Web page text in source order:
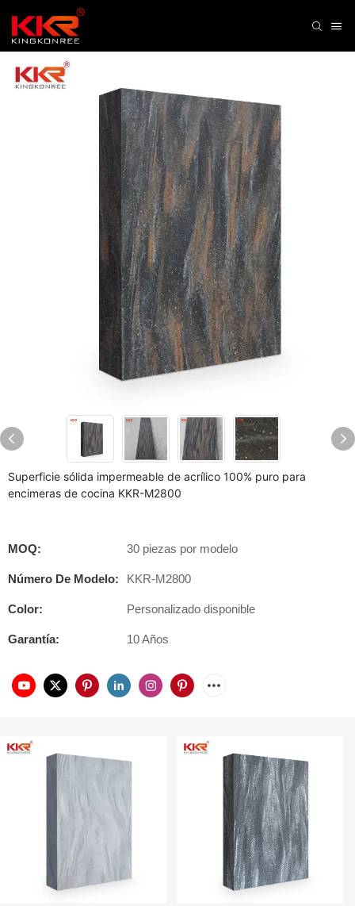
Superficie sólida impermeable de acrílico 100% puro para
encimeras de cocina KKR-M2800
MOQ: 30 piezas por modelo
Número De Modelo: KKR-M2800
Color: Personalizado disponible
Garantía: 10 Años